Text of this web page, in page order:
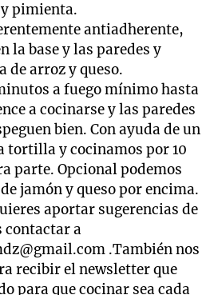
y pimienta.
antiadherente,
la base y las paredes y
de arroz y queso.
a fuego mínimo hasta
a cocinarse y las paredes
bien. Con ayuda de un
tortilla y cocinamos por 10
parte. Opcional podemos
jamón y queso por encima.
aportar sugerencias de
contactar a
.También nos
recibir el newsletter que
para que cocinar sea cada